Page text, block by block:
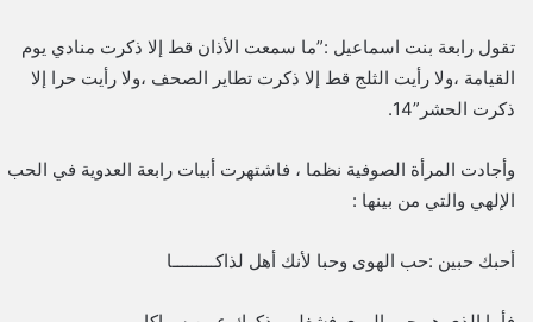
تقول رابعة بنت اسماعيل :”ما سمعت الأذان قط إلا ذكرت منادي يوم
القيامة ،ولا رأيت الثلج قط إلا ذكرت تطاير الصحف ،ولا رأيت حرا إلا
ذكرت الحشر”14.
وأجادت المرأة الصوفية نظما ، فاشتهرت أبيات رابعة العدوية في الحب
الإلهي والتي من بينها :
أحبك حبين :حب الهوى وحبا لأنك أهل لذاكـــــــــا